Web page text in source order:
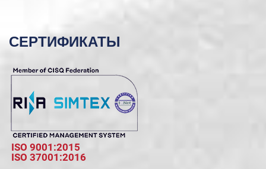
СЕРТИФИКАТЫ
ISO 9001:2015
ISO 37001:2016